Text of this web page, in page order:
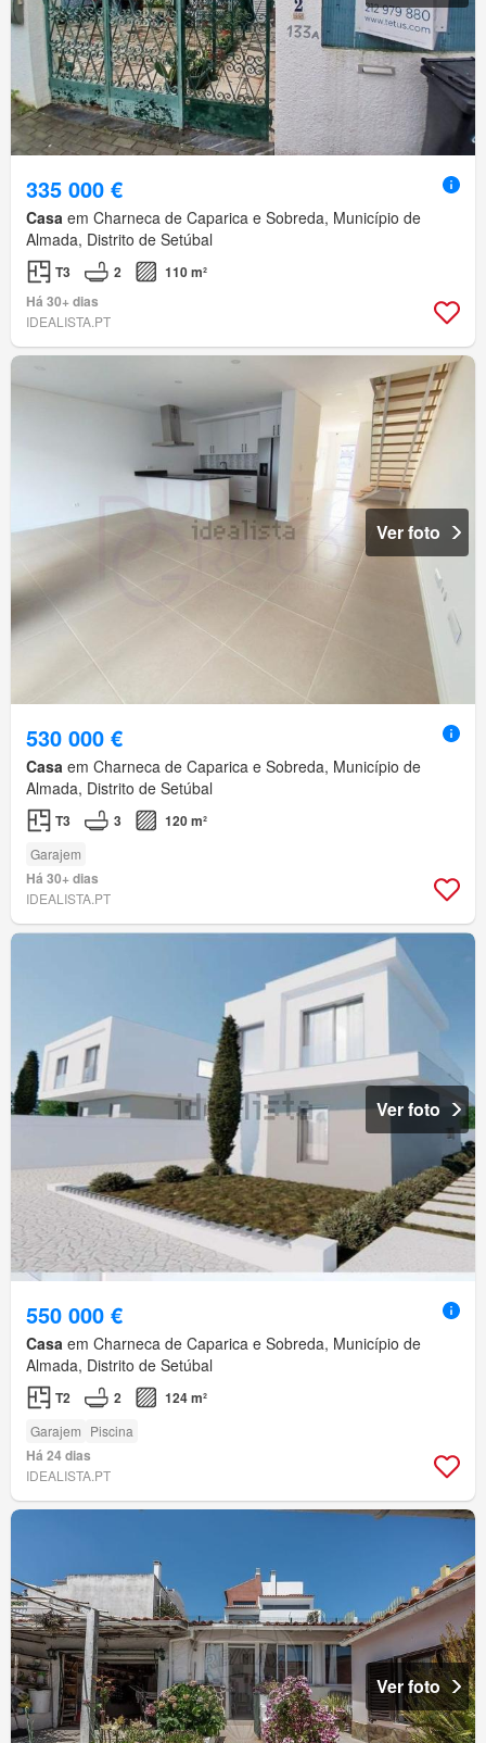
335 000 €
Casa em Charneca de Caparica e Sobreda, Município de
Almada, Distrito de Setúbal
T3 2
110 m²
Há 30+ dias
IDEALISTA.PT
Ver foto
530 000 €
Casa em Charneca de Caparica e Sobreda, Município de
Almada, Distrito de Setúbal
T3 3 120 m²
Garajem
Há 30+ dias
IDEALISTA.PT
Ver foto
550 000 €
Casa em Charneca de Caparica e Sobreda, Município de
Almada, Distrito de Setúbal
T2 2 124 m²
Garajem Piscina
Há 24 dias
IDEALISTA.PT
Ver foto